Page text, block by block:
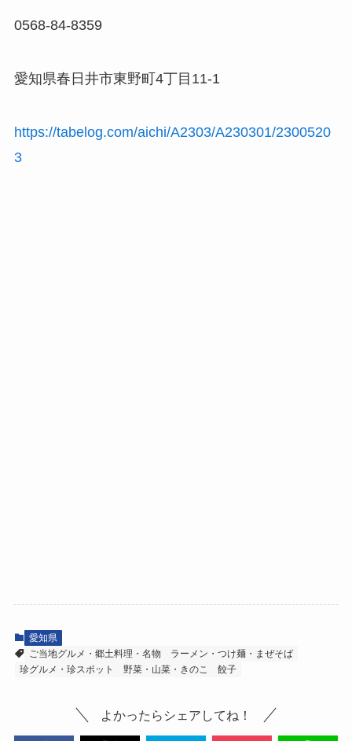
0568-84-8359
愛知県春日井市東野町4丁目11-1
https://tabelog.com/aichi/A2303/A230301/2300520
3
愛知県
ご当地グルメ・郷土料理・名物
ラーメン・つけ麺・まぜそば
珍グルメ・珍スポット
野菜・山菜・きのこ 餃子
よかったらシェアしてね！